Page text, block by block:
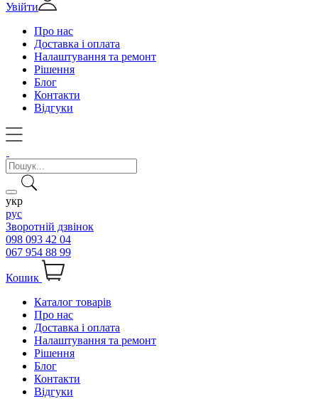
Увійти
Про нас
Доставка і оплата
Налаштування та ремонт
Рішення
Блог
Контакти
Відгуки
укр
рус
Зворотній дзвінок
098 093 42 04
067 954 88 99
Кошик
Каталог товарів
Про нас
Доставка і оплата
Налаштування та ремонт
Рішення
Блог
Контакти
Відгуки